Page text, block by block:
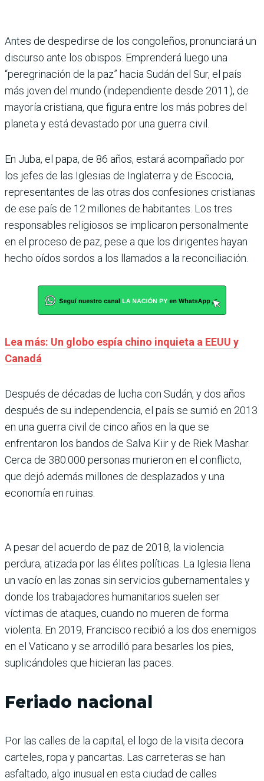
Antes de despedirse de los congoleños, pronunciará un
discurso ante los obispos. Emprenderá luego una
“peregrinación de la paz” hacia Sudán del Sur, el país
más joven del mundo (independiente desde 2011), de
mayoría cristiana, que figura entre los más pobres del
planeta y está devastado por una guerra civil.
En Juba, el papa, de 86 años, estará acompañado por
los jefes de las Iglesias de Inglaterra y de Escocia,
representantes de las otras dos confesiones cristianas
de ese país de 12 millones de habitantes. Los tres
responsables religiosos se implicaron personalmente
en el proceso de paz, pese a que los dirigentes hayan
hecho oídos sordos a los llamados a la reconciliación.
Lea más: Un globo espía chino inquieta a EEUU y
Canadá
Después de décadas de lucha con Sudán, y dos años
después de su independencia, el país se sumió en 2013
en una guerra civil de cinco años en la que se
enfrentaron los bandos de Salva Kiir y de Riek Mashar.
Cerca de 380.000 personas murieron en el conflicto,
que dejó además millones de desplazados y una
economía en ruinas.
A pesar del acuerdo de paz de 2018, la violencia
perdura, atizada por las élites políticas. La Iglesia llena
un vacío en las zonas sin servicios gubernamentales y
donde los trabajadores humanitarios suelen ser
víctimas de ataques, cuando no mueren de forma
violenta. En 2019, Francisco recibió a los dos enemigos
en el Vaticano y se arrodilló para besarles los pies,
suplicándoles que hicieran las paces.
Feriado nacional
Por las calles de la capital, el logo de la visita decora
carteles, ropa y pancartas. Las carreteras se han
asfaltado, algo inusual en esta ciudad de calles